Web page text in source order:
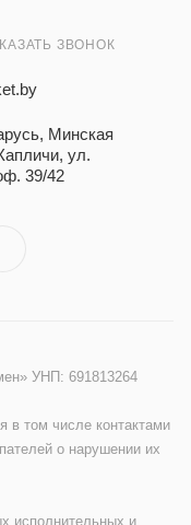
ЗВОНОК
Минская
ул.
39/42
УНП: 691813264
в том числе контактами
о нарушении их
исполнительных и